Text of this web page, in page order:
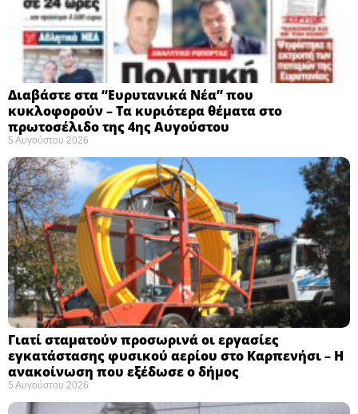
Διαβάστε στα “Ευρυτανικά Νέα” που
κυκλοφορούν – Τα κυριότερα θέματα στο
πρωτοσέλιδο της 4ης Αυγούστου
5 Αυγούστου 2026
Γιατί σταματούν προσωρινά οι εργασίες
εγκατάστασης φυσικού αερίου στο Καρπενήσι – Η
ανακοίνωση που εξέδωσε ο δήμος
5 Αυγούστου 2026